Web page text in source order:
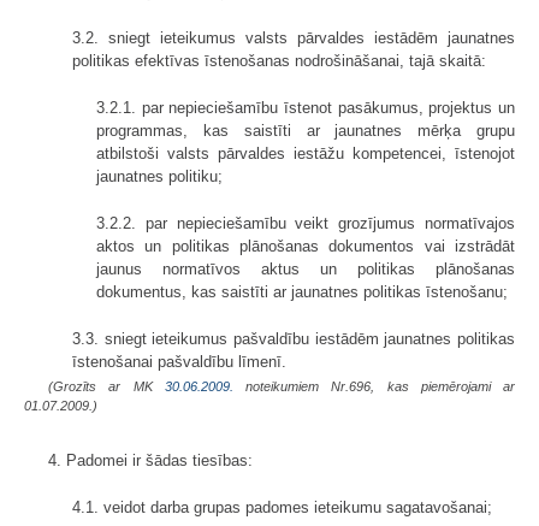
3.2. sniegt ieteikumus valsts pārvaldes iestādēm jaunatnes
politikas efektīvas īstenošanas nodrošināšanai, tajā skaitā:
3.2.1. par nepieciešamību īstenot pasākumus, projektus un
programmas, kas saistīti ar jaunatnes mērķa grupu
atbilstoši valsts pārvaldes iestāžu kompetencei, īstenojot
jaunatnes politiku;
3.2.2. par nepieciešamību veikt grozījumus normatīvajos
aktos un politikas plānošanas dokumentos vai izstrādāt
jaunus normatīvos aktus un politikas plānošanas
dokumentus, kas saistīti ar jaunatnes politikas īstenošanu;
3.3. sniegt ieteikumus pašvaldību iestādēm jaunatnes politikas
īstenošanai pašvaldību līmenī.
(Grozīts ar MK 30.06.2009.
noteikumiem Nr.696, kas piemērojami ar
01.07.2009.)
4. Padomei ir šādas tiesības:
4.1. veidot darba grupas padomes ieteikumu sagatavo­šanai;